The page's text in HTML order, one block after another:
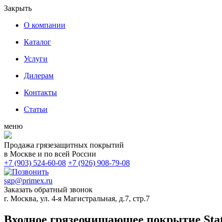
Закрыть
О компании
Каталог
Услуги
Дилерам
Контакты
Статьи
меню
Продажа грязезащитных покрытий
в Москве и по всей России
+7 (903) 524-60-08 +7 (926) 908-79-08
sgp@primex.ru
Заказать обратный звонок
г. Москва, ул. 4-я Магистральная, д.7, стр.7